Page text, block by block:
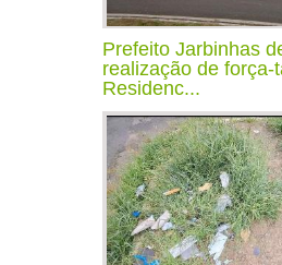
Prefeito Jarbinhas
realização de força-
Residenc...